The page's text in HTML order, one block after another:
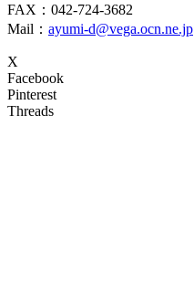
FAX：042-724-3682
Mail： ayumi-d@vega.ocn.ne.jp
X
Facebook
Pinterest
Threads